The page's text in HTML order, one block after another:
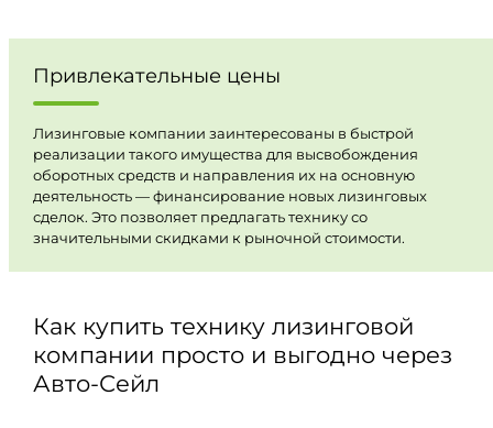
Привлекательные цены
Лизинговые компании заинтересованы в быстрой
реализации такого имущества для высвобождения
оборотных средств и направления их на основную
деятельность — финансирование новых лизинговых
сделок. Это позволяет предлагать технику со
значительными скидками к рыночной стоимости.
Как купить технику лизинговой
компании просто и выгодно через
Авто-Сейл